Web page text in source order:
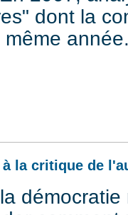
dont la
année.
la critique de
démocratie